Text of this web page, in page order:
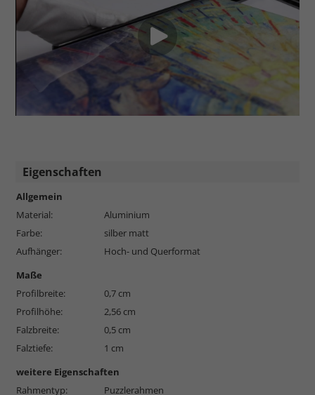
Eigenschaften
Allgemein
Material:
Aluminium
Farbe:
silber matt
Aufhänger:
Hoch- und Querformat
Maße
Profilbreite:
0,7 cm
Profilhöhe:
2,56 cm
Falzbreite:
0,5 cm
Falztiefe:
1 cm
weitere Eigenschaften
Rahmentyp:
Puzzlerahmen